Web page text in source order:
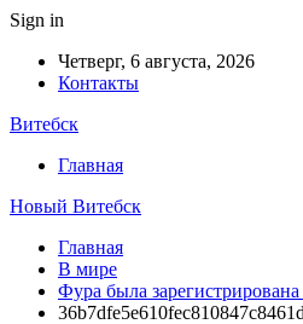
Sign in
Четверг, 6 августа, 2026
Контакты
Витебск
Главная
Новый Витебск
Главная
В мире
Фура была